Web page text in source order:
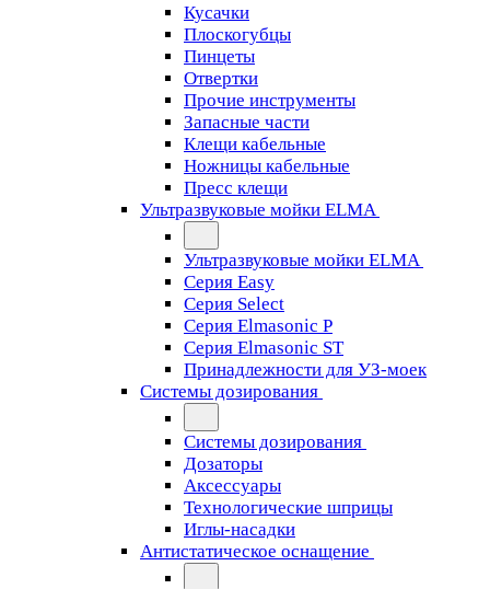
Кусачки
Плоскогубцы
Пинцеты
Отвертки
Прочие инструменты
Запасные части
Клещи кабельные
Ножницы кабельные
Пресс клещи
Ультразвуковые мойки ELMA
Ультразвуковые мойки ELMA
Серия Easy
Серия Select
Серия Elmasonic P
Серия Elmasonic ST
Принадлежности для УЗ-моек
Системы дозирования
Системы дозирования
Дозаторы
Аксессуары
Технологические шприцы
Иглы-насадки
Антистатическое оснащение